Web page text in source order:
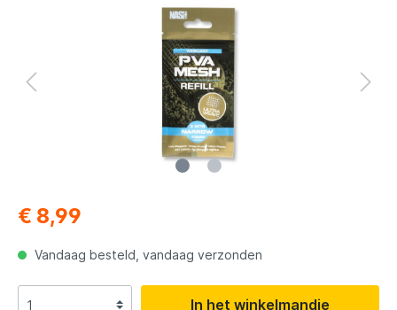
€ 8,99
Vandaag besteld, vandaag verzonden
In het winkelmandje